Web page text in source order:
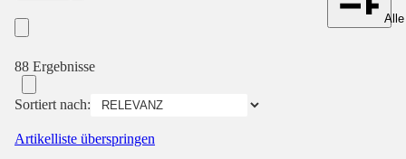
88 Ergebnisse
Sortiert nach:
Artikelliste überspringen